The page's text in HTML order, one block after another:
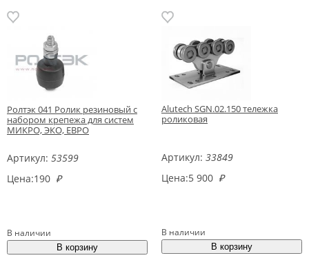
Ролтэк 041 Ролик резиновый с
набором крепежа для систем
МИКРО, ЭКО, ЕВРО
Артикул: 53599
Цена:190 ₽
В наличии
Alutech SGN.02.150 тележка
роликовая
Артикул: 33849
Цена:5 900 ₽
В наличии